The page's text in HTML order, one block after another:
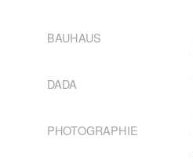
BAUHAUS
DADA
PHOTOGRAPHIE